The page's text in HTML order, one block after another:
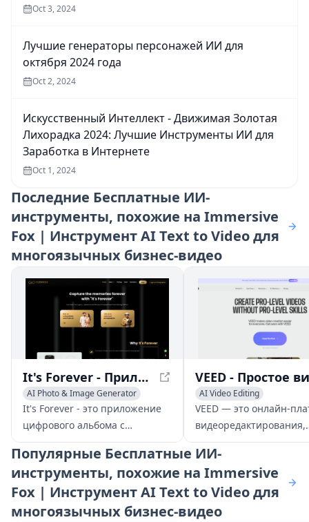
Oct 3, 2024
Лучшие генераторы персонажей ИИ для
октября 2024 года
Oct 2, 2024
Искусственный Интеллект - Движимая Золотая
Лихорадка 2024: Лучшие Инструменты ИИ для
Заработка в Интернете
Oct 1, 2024
Последние Бесплатные ИИ-
инструменты, похожие на Immersive
Fox | Инструмент AI Text to Video для
многоязычных бизнес-видео
It's Forever - Приложение цифрового альбома с поддержкой ИИ для свадеб
AI Photo & Image Generator
AI Photography
AI Video Recording
It's Forever - это приложение
цифрового альбома с
поддержкой ИИ,
предназначенное для свадеб,
которое позволяет гостям
вновь пережить красоту дня,
не выходя из дома.
AI Video Editing
AI Video Enhancing
AI Video Recording
VEED — это онлайн-
видеоредактирования,
основанная на AI,
позволяет
легко создавать
видео
качества.
Популярные Бесплатные ИИ-
инструменты, похожие на Immersive
Fox | Инструмент AI Text to Video для
многоязычных бизнес-видео